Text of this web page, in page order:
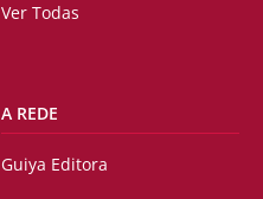
Ver Todas
A REDE
Guiya Editora